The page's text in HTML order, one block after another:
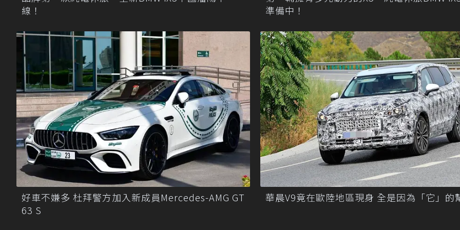
線！
準備中！
好車不嫌多 杜拜警方加入新成員Mercedes-AMG GT
63 S
華晨V9竟在歐陸地區現身 全是因為「它」